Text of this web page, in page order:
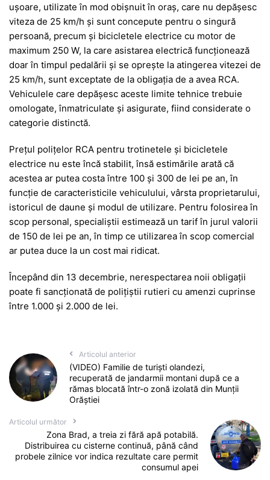
ușoare, utilizate în mod obișnuit în oraș, care nu depășesc
viteza de 25 km/h și sunt concepute pentru o singură
persoană, precum și bicicletele electrice cu motor de
maximum 250 W, la care asistarea electrică funcționează
doar în timpul pedalării și se oprește la atingerea vitezei de
25 km/h, sunt exceptate de la obligația de a avea RCA.
Vehiculele care depășesc aceste limite tehnice trebuie
omologate, înmatriculate și asigurate, fiind considerate o
categorie distinctă.
Prețul polițelor RCA pentru trotinetele și bicicletele
electrice nu este încă stabilit, însă estimările arată că
acestea ar putea costa între 100 și 300 de lei pe an, în
funcție de caracteristicile vehiculului, vârsta proprietarului,
istoricul de daune și modul de utilizare. Pentru folosirea în
scop personal, specialiștii estimează un tarif în jurul valorii
de 150 de lei pe an, în timp ce utilizarea în scop comercial
ar putea duce la un cost mai ridicat.
Începând din 13 decembrie, nerespectarea noii obligații
poate fi sancționată de polițiștii rutieri cu amenzi cuprinse
între 1.000 și 2.000 de lei.
Articolul anterior
(VIDEO) Familie de turiști olandezi,
recuperată de jandarmii montani după ce a
rămas blocată într-o zonă izolată din Munții
Orăștiei
Articolul următor
Zona Brad, a treia zi fără apă potabilă.
Distribuirea cu cisterne continuă, până când
probele zilnice vor indica rezultate care permit
consumul apei